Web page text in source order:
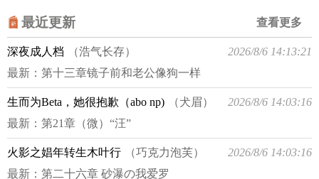
少，她都能安心在兽世躺平当土豆了然，事
与愿违，当她不受契约束缚的神兽体质被发
现，她不是在被伺候，就是在被伺候的路
上。有主线剧情，也有肉排个雷：是个挖坑
作者，更新时间不定众多男主，基本上男主
群Ｐ这类，也不会走小菊，强制爱部份不一
定会在前期可能后期才有会根据剧情进度做
最近更新 查看更多
深夜成人档 （浩气长存）
2026/8/6 14:13:21
最新： 第十三章镜子前和老公像狗一样
生而为Beta，她很抱歉（abo np) （犬眉）
2026/8/6 14:03:16
最新： 第21章（微）“汪”
火影之娼年转生木叶行 （巧克力泡芙）
2026/8/6 14:03:16
最新： 第二十六章 砂瀑の我爱罗